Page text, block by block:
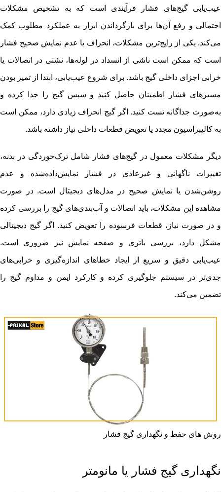
عیب‌یابی گیج‌های فشار فرآیندی است که به تشخیص مشکلات
احتمالی و رفع آن‌ها برای بازگرداندن ابزار به عملکرد مطلوب کمک
می‌کند. یکی از رایج‌ترین مشکلات، انحراف یا عدم نمایش صحیح فشار
است که ممکن است ناشی از انسداد در لوله‌ها، نشتی در اتصالات یا
خرابی اجزای داخلی گیج باشد. برای شروع عیب‌یابی، ابتدا از تمیز بودن
مسیرهای فشار اطمینان حاصل کنید و سپس گیج را جدا کرده و
به‌صورت جداگانه تست کنید. اگر گیج انحراف زیادی دارد، ممکن است
به کالیبراسیون مجدد یا تعویض قطعات داخلی نیاز داشته باشد.
دیگر مشکلات معمول در گیج‌های فشار شامل ترک‌خوردگی در بدنه،
تغییرات ناگهانی و غیرعادی در فشار نمایش‌داده‌شده و عدم
روشن‌شدن یا نمایش صحیح در مدل‌های دیجیتال است. در صورت
مشاهده این مشکلات، باید اتصالات و آب‌بندی‌های گیج را بررسی کرده
و در صورت نیاز، قطعات فرسوده را تعویض کنید. اگر گیج دیجیتالی
مشکل دارد، بررسی باتری و صفحه نمایش نیز ضروری است.
عیب‌یابی دقیق و سریع از ایجاد خطاهای اندازه‌گیری و خرابی‌های
جدی‌تر در سیستم جلوگیری کرده و کارکرد ایمن و مداوم گیج را
تضمین می‌کند.
روش های حفط و نگهداری گیج فشار
نگهداری گیج فشار یا مانومتر